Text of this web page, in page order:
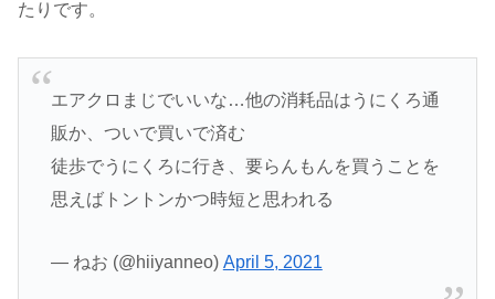
たりです。
エアクロまじでいいな…他の消耗品はうにくろ通
販か、ついで買いで済む
徒歩でうにくろに行き、要らんもんを買うことを
思えばトントンかつ時短と思われる
— ねお (@hiiyanneo) April 5, 2021